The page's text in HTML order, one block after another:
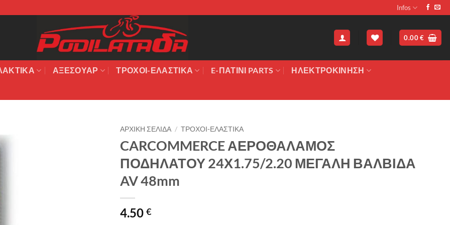
Infos
0.00€
ΑΞΕΣΟΥΆΡ ΤΡΟΧΟΙ-ΕΛΑΣΤΙΚΑ E-ΠΑΤΙΝΙ PARTS ΗΛΕΚΤΡΟΚΙΝΗΣΗ
ΑΡΧΙΚΉ ΣΕΛΊΔΑ / ΤΡΟΧΟΙ-ΕΛΑΣΤΙΚΑ
CARCOMMERCE ΑΕΡΟΘΑΛΑΜΟΣ
ΠΟΔΗΛΑΤΟΥ 24Χ1.75/2.20 ΜΕΓΑΛΗ ΒΑΛΒΙΔΑ
AV 48mm
4.50 €